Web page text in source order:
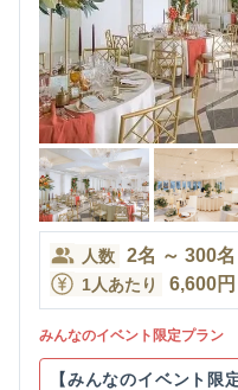
人数 2名 ～ 300名
1人あたり 6,600円
みんなのイベント限定プラン
【みんなのイベント